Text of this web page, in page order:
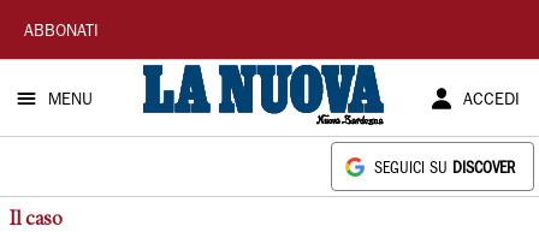
La
Nuova
Sardegna
ABBONATI
MENU ACCEDI
SEGUICI SU DISCOVER
Il caso